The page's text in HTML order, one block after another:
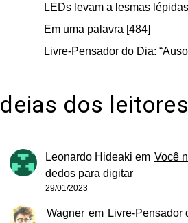
LEDs levam a lesmas
Em uma palavra [484]
Livre-Pensador do Dia:
dos leitores
Leonardo Hideaki em Você
dedos para digitar
29/01/2023
Wagner em Livre-Pensador